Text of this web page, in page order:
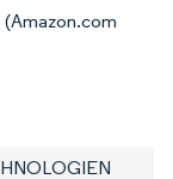
(Amazon.com